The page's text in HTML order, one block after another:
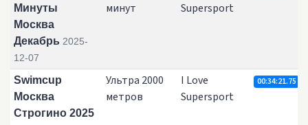
Минуты
Москва
Декабрь 2025-
12-07
минут
Supersport
Swimcup
Москва
Строгино 2025
Ультра 2000
метров
I Love
Supersport
00:34:21.75